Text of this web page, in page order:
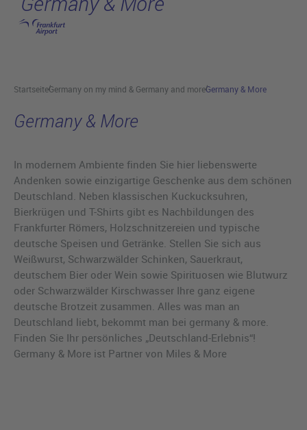
Hauptinhalt anspringen
StartseiteGermany on my mind & Germany and moreGermany & More
Germany & More
In modernem Ambiente finden Sie hier liebenswerte
Andenken sowie einzigartige Geschenke aus dem schönen
Deutschland. Neben klassischen Kuckucksuhren,
Bierkrügen und T-Shirts gibt es Nachbildungen des
Frankfurter Römers, Holzschnitzereien und typische
deutsche Speisen und Getränke. Stellen Sie sich aus
Weißwurst, Schwarzwälder Schinken, Sauerkraut,
deutschem Bier oder Wein sowie Spirituosen wie Blutwurz
oder Schwarzwälder Kirschwasser Ihre ganz eigene
deutsche Brotzeit zusammen. Alles was man an
Deutschland liebt, bekommt man bei germany & more.
Finden Sie Ihr persönliches „Deutschland-Erlebnis“!
Germany & More ist Partner von Miles & More